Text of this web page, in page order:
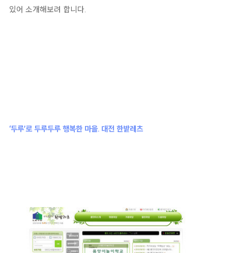
있어 소개해보려 합니다.
‘두루’로 두루두루 행복한 마을. 대전 한밭레츠